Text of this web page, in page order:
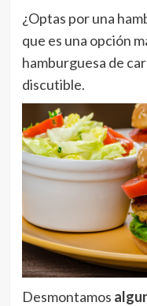
¿Optas por una
que es una opción
hamburguesa de
discutible.
Desmontamos